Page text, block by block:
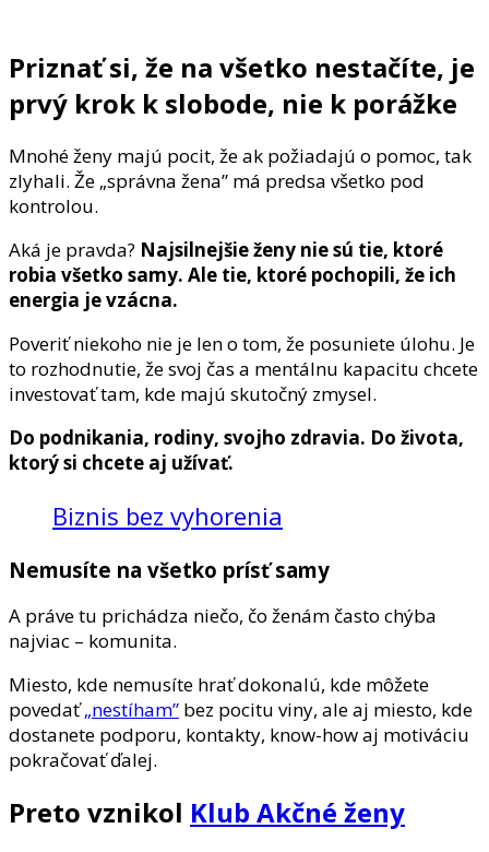
Priznať si, že na všetko nestačíte, je
prvý krok k slobode, nie k porážke
Mnohé ženy majú pocit, že ak požiadajú o pomoc, tak
zlyhali. Že „správna žena” má predsa všetko pod
kontrolou.
Aká je pravda? Najsilnejšie ženy nie sú tie, ktoré
robia všetko samy. Ale tie, ktoré pochopili, že ich
energia je vzácna.
Poveriť niekoho nie je len o tom, že posuniete úlohu. Je
to rozhodnutie, že svoj čas a mentálnu kapacitu chcete
investovať tam, kde majú skutočný zmysel.
Do podnikania, rodiny, svojho zdravia. Do života,
ktorý si chcete aj užívať.
Biznis bez vyhorenia
Nemusíte na všetko prísť samy
A práve tu prichádza niečo, čo ženám často chýba
najviac – komunita.
Miesto, kde nemusíte hrať dokonalú, kde môžete
povedať„nestíham” bez pocitu viny, ale aj miesto, kde
dostanete podporu, kontakty, know-how aj motiváciu
pokračovať ďalej.
Preto vznikol Klub Akčné ženy